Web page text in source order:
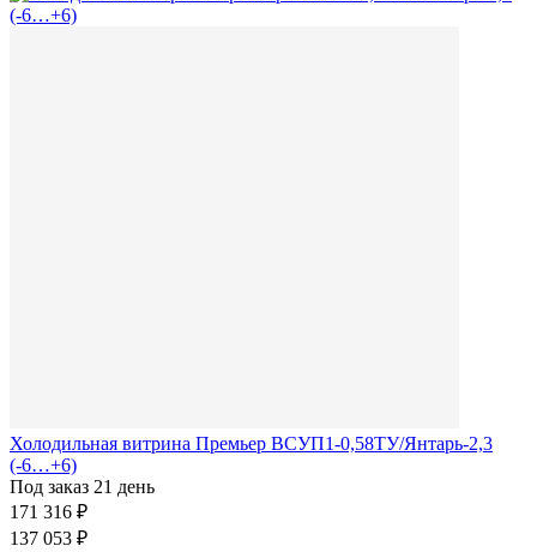
Холодильная витрина Премьер ВСУП1-0,58ТУ/Янтарь-2,3
(-6…+6)
Под заказ 21 день
171 316 ₽
137 053 ₽